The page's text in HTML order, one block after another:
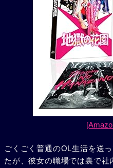
ごくごく普通のOL生活を送
たが、彼女の職場では裏で